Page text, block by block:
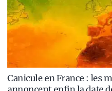
Canicule en France : les